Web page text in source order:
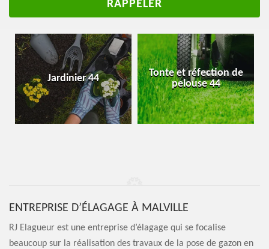
Jardinier 44
Tonte et réfection de
pelouse 44
ENTREPRISE D’ÉLAGAGE À MALVILLE
RJ Elagueur est une entreprise d’élagage qui se focalise
beaucoup sur la réalisation des travaux de la pose de gazon en